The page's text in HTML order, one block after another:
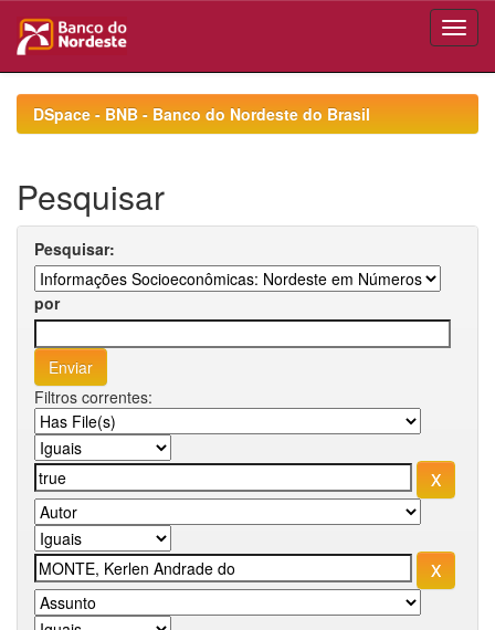
navigationDSpace - BNB - Banco do Nordeste do Brasil
Pesquisar
Pesquisar:
por
Filtros correntes: